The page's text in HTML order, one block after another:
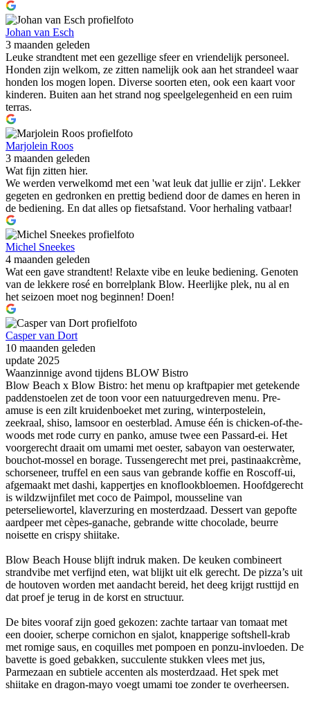
Johan van Esch
3 maanden geleden
Leuke strandtent met een gezellige sfeer en vriendelijk personeel.
Honden zijn welkom, ze zitten namelijk ook aan het strandeel waar
honden los mogen lopen. Diverse soorten eten, ook een kaart voor
kinderen. Buiten aan het strand nog speelgelegenheid en een ruim
terras.
Marjolein Roos
3 maanden geleden
Wat fijn zitten hier.
We werden verwelkomd met een 'wat leuk dat jullie er zijn'. Lekker
gegeten en gedronken en prettig bediend door de dames en heren in
de bediening. En dat alles op fietsafstand. Voor herhaling vatbaar!
Michel Sneekes
4 maanden geleden
Wat een gave strandtent! Relaxte vibe en leuke bediening. Genoten
van de lekkere rosé en borrelplank Blow. Heerlijke plek, nu al en
het seizoen moet nog beginnen! Doen!
Casper van Dort
10 maanden geleden
update 2025
Waanzinnige avond tijdens BLOW Bistro
Blow Beach x Blow Bistro: het menu op kraftpapier met getekende
paddenstoelen zet de toon voor een natuurgedreven menu. Pre-
amuse is een zilt kruidenboeket met zuring, winterpostelein,
zeekraal, shiso, lamsoor en oesterblad. Amuse één is chicken-of-the-
woods met rode curry en panko, amuse twee een Passard-ei. Het
voorgerecht draait om umami met oester, sabayon van oesterwater,
bouchot-mossel en borage. Tussengerecht met prei, pastinaakcrème,
schorseneer, truffel en een saus van gebrande koffie en Roscoff-ui,
afgemaakt met dashi, kappertjes en knoflookbloemen. Hoofdgerecht
is wildzwijnfilet met coco de Paimpol, mousseline van
peterseliewortel, klaverzuring en mosterdzaad. Dessert van gepofte
aardpeer met cèpes-ganache, gebrande witte chocolade, beurre
noisette en crispy shiitake.
Blow Beach House blijft indruk maken. De keuken combineert
strandvibe met verfijnd eten, wat blijkt uit elk gerecht. De pizza’s uit
de houtoven worden met aandacht bereid, het deeg krijgt rusttijd en
dat proef je terug in de korst en structuur.
De bites vooraf zijn goed gekozen: zachte tartaar van tomaat met
een dooier, scherpe cornichon en sjalot, knapperige softshell‑krab
met romige saus, en coquilles met pompoen en ponzu‑invloeden. De
bavette is goed gebakken, succulente stukken vlees met jus,
Parmezaan en subtiele accenten als mosterdzaad. Het spek met
shiitake en dragon‑mayo voegt umami toe zonder te overheersen.